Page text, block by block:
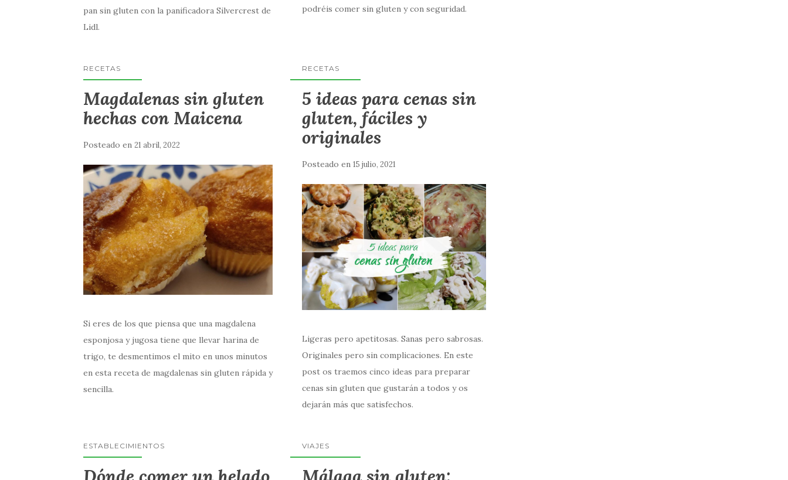
pan sin gluten con la panificadora Silvercrest de
Lidl.
podréis comer sin gluten y con seguridad.
RECETAS
Magdalenas sin gluten
hechas con Maicena
Posteado en 21 abril, 2022
Si eres de los que piensa que una magdalena
esponjosa y jugosa tiene que llevar harina de
trigo, te desmentimos el mito en unos minutos
en esta receta de magdalenas sin gluten rápida y
sencilla.
RECETAS
5 ideas para cenas sin
gluten, fáciles y
originales
Posteado en15 julio, 2021
Ligeras pero apetitosas. Sanas pero sabrosas.
Originales pero sin complicaciones. En este
post os traemos cinco ideas para preparar
cenas sin gluten que gustarán a todos y os
dejarán más que satisfechos.
ESTABLECIMIENTOS VIAJES